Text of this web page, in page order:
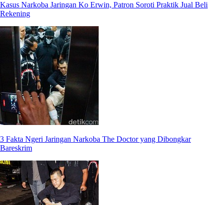
Kasus Narkoba Jaringan Ko Erwin, Patron Soroti Praktik Jual Beli
Rekening
3 Fakta Ngeri Jaringan Narkoba The Doctor yang Dibongkar
Bareskrim